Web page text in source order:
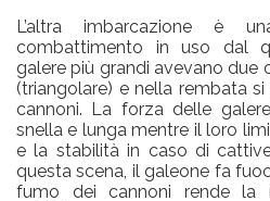
L’altra imbarcazione è
combattimento in uso dal
galere più grandi avevano due
(triangolare) e nella rembata
cannoni. La forza delle
snella e lunga mentre il loro
e la stabilità in caso di
questa scena, il galeone fa
fumo dei cannoni rende la